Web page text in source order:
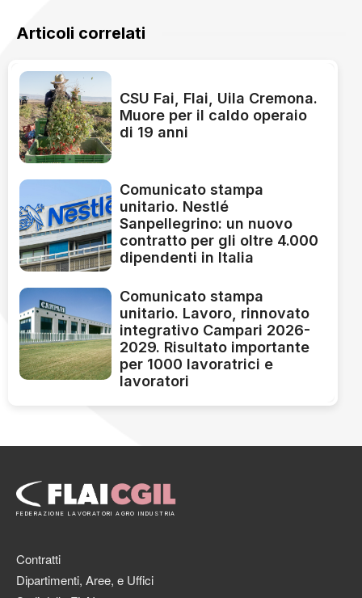
Articoli correlati
CSU Fai, Flai, Uila Cremona.
Muore per il caldo operaio
di 19 anni
Comunicato stampa
unitario. Nestlé
Sanpellegrino: un nuovo
contratto per gli oltre 4.000
dipendenti in Italia
Comunicato stampa
unitario. Lavoro, rinnovato
integrativo Campari 2026-
2029. Risultato importante
per 1000 lavoratrici e
lavoratori
FEDERAZIONE LAVORATORI AGRO INDUSTRIA
Contratti
Dipartimenti, Aree, e Uffici